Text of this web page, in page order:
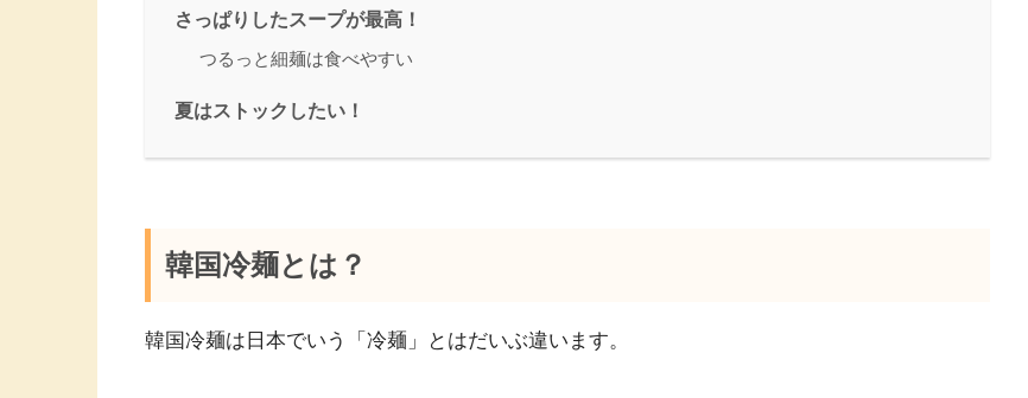
さっぱりしたスープが最高！
つるっと細麺は食べやすい
夏はストックしたい！
韓国冷麺とは？
韓国冷麺は日本でいう「冷麺」とはだいぶ違います。